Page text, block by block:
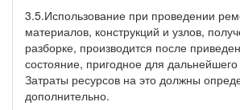
3.5.Использование при проведении
материалов, конструкций и узлов,
разборке, производится после
состояние, пригодное для
Затраты ресурсов на это должны
дополнительно.